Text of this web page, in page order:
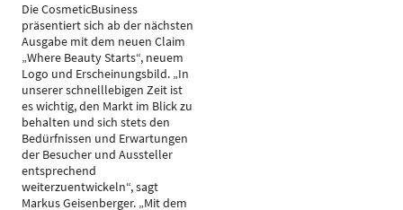
Die CosmeticBusiness
präsentiert sich ab der nächsten
Ausgabe mit dem neuen Claim
„Where Beauty Starts“, neuem
Logo und Erscheinungsbild. „In
unserer schnelllebigen Zeit ist
es wichtig, den Markt im Blick zu
behalten und sich stets den
Bedürfnissen und Erwartungen
der Besucher und Aussteller
entsprechend
weiterzuentwickeln“, sagt
Markus Geisenberger. „Mit dem